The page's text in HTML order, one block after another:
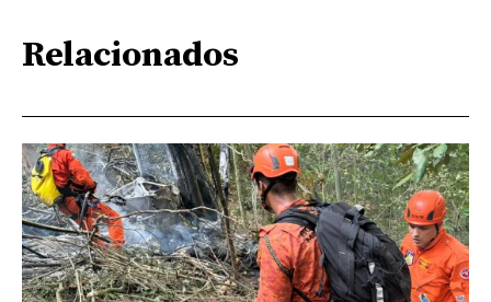
Relacionados